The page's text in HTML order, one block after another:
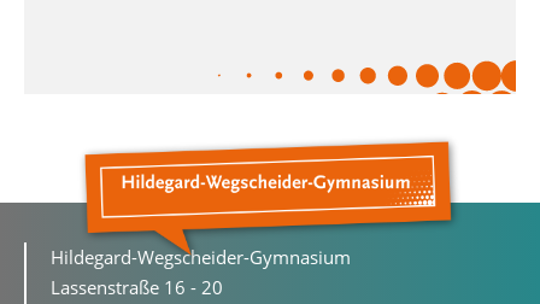
Hildegard-Wegscheider-Gymnasium
Lassenstraße 16 - 20